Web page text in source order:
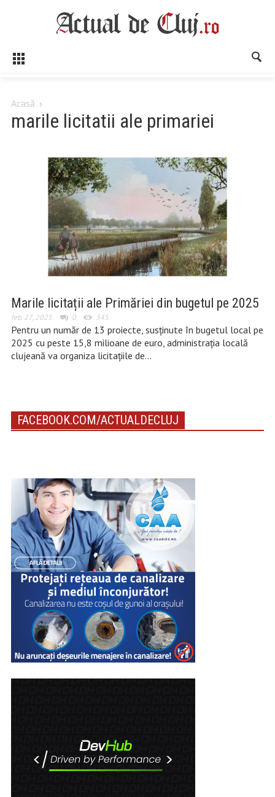
Acasă
marile licitatii ale primariei
Marile licitații ale Primăriei din bugetul pe 2025
feb. 27, 2025 0 345
Pentru un număr de 13 proiecte, susținute în bugetul local pe
2025 cu peste 15,8 milioane de euro, administrația locală
clujeană va organiza licitațiile de…
FACEBOOK.COM/ACTUALDECLUJ